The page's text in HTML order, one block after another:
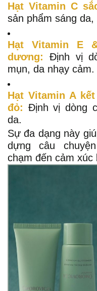
Hạt Vitamin C
sản phẩm sáng
Hạt Vitamin E
dương: Định vị
mụn, da nhạy cảm.
Hạt Vitamin A
đỏ: Định vị dòng
da.
Sự đa dạng này
dựng câu
chạm đến cảm xúc